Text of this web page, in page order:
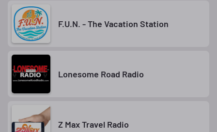
F.U.N. - The Vacation Station
Lonesome Road Radio
Z Max Travel Radio